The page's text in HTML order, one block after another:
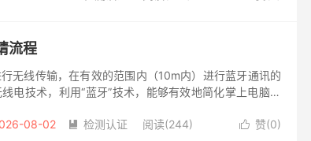
流程
无线传输，在有效的范围内（10m内）进行蓝牙通讯的
电技术，利用“蓝牙”技术，能够有效地简化掌上电脑、
 赞(0)
08-02  检测认证 阅读(244)